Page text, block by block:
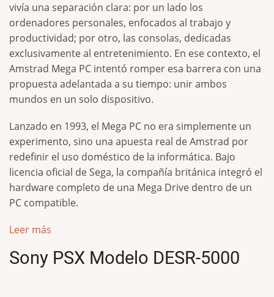
vivía una separación clara: por un lado los
ordenadores personales, enfocados al trabajo y
productividad; por otro, las consolas, dedicadas
exclusivamente al entretenimiento. En ese contexto, el
Amstrad Mega PC intentó romper esa barrera con una
propuesta adelantada a su tiempo: unir ambos
mundos en un solo dispositivo.
Lanzado en 1993, el Mega PC no era simplemente un
experimento, sino una apuesta real de Amstrad por
redefinir el uso doméstico de la informática. Bajo
licencia oficial de Sega, la compañía británica integró el
hardware completo de una Mega Drive dentro de un
PC compatible.
Leer más
Sony PSX Modelo DESR-5000